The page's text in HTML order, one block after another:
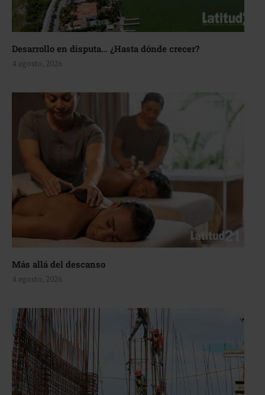
Desarrollo en disputa… ¿Hasta dónde crecer?
4 agosto, 2026
Más allá del descanso
4 agosto, 2026